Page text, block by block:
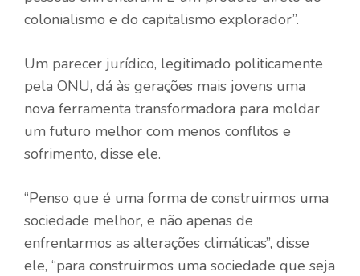
colonialismo e do capitalismo explorador”.
Um parecer jurídico, legitimado politicamente
pela ONU, dá às gerações mais jovens uma
nova ferramenta transformadora para moldar
um futuro melhor com menos conflitos e
sofrimento, disse ele.
“Penso que é uma forma de construirmos uma
sociedade melhor, e não apenas de
enfrentarmos as alterações climáticas”, disse
ele, “para construirmos uma sociedade que seja